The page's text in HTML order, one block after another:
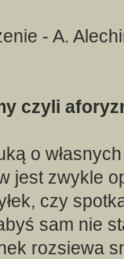
- A.
czyli
o własnych
jest zwykle
czy
sam nie
rozsiewa